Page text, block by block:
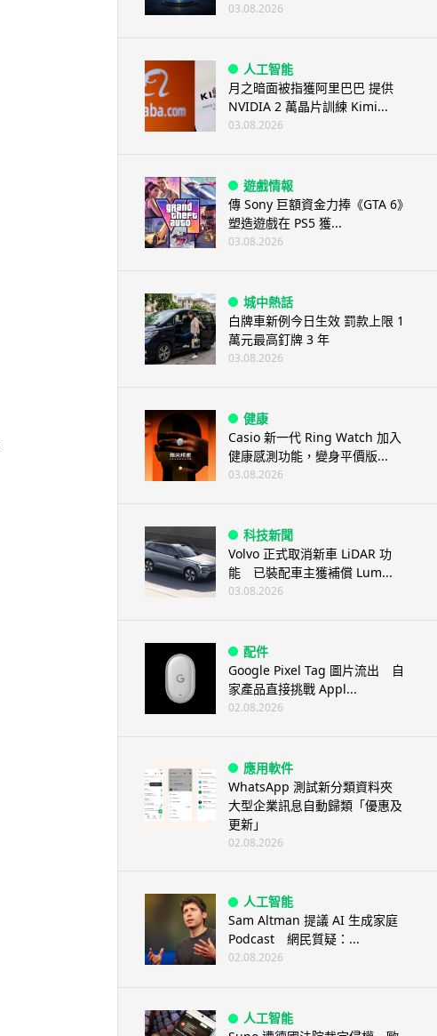
03.08.2026
人工智能
月之暗面被指獲阿里巴巴 提供
NVIDIA 2 萬晶片訓練 Kimi...
03.08.2026
遊戲情報
傳 Sony 巨額資金力捧《GTA 6》
塑造遊戲在 PS5 獲...
03.08.2026
城中熱話
白牌車新例今日生效 罰款上限 1
萬元最高釘牌 3 年
03.08.2026
健康
Casio 新一代 Ring Watch 加入
健康感測功能，變身平價版...
03.08.2026
科技新聞
Volvo 正式取消新車 LiDAR 功
能 已裝配車主獲補償 Lum...
03.08.2026
配件
Google Pixel Tag 圖片流出 自
家產品直接挑戰 Appl...
02.08.2026
應用軟件
WhatsApp 測試新分類資料夾
大型企業訊息自動歸類「優惠及
更新」
02.08.2026
人工智能
Sam Altman 提議 AI 生成家庭
Podcast 網民質疑：...
02.08.2026
人工智能